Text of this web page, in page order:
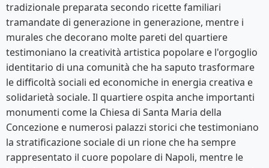
tradizionale preparata secondo ricette familiari
tramandate di generazione in generazione, mentre i
murales che decorano molte pareti del quartiere
testimoniano la creatività artistica popolare e l'orgoglio
identitario di una comunità che ha saputo trasformare
le difficoltà sociali ed economiche in energia creativa e
solidarietà sociale. Il quartiere ospita anche importanti
monumenti come la Chiesa di Santa Maria della
Concezione e numerosi palazzi storici che testimoniano
la stratificazione sociale di un rione che ha sempre
rappresentato il cuore popolare di Napoli, mentre le